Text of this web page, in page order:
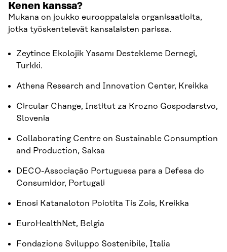
Kenen kanssa?
Mukana on joukko eurooppalaisia organisaatioita,
jotka työskentelevät kansalaisten parissa.
Zeytince Ekolojik Yasamı Destekleme Dernegi,
Turkki.
Athena Research and Innovation Center, Kreikka
Circular Change, Institut za Krozno Gospodarstvo,
Slovenia
Collaborating Centre on Sustainable Consumption
and Production, Saksa
DECO-Associação Portuguesa para a Defesa do
Consumidor, Portugali
Enosi Katanaloton Poiotita Tis Zois, Kreikka
EuroHealthNet, Belgia
Fondazione Sviluppo Sostenibile, Italia